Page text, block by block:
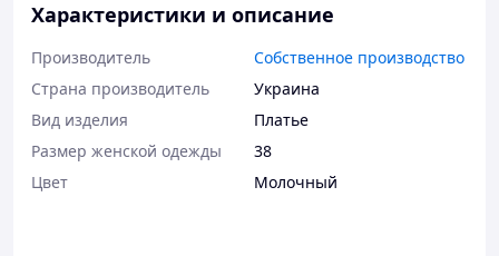
Характеристики и описание
Производитель
Собственное производство
Страна производитель
Украина
Вид изделия
Платье
Размер женской одежды
38
Цвет
Молочный